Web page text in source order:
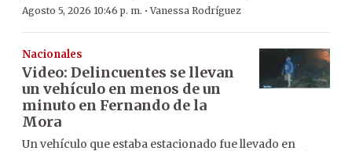
Agosto 5, 2026 10:46 p. m. ·Vanessa Rodríguez
Nacionales
Video: Delincuentes se llevan
un vehículo en menos de un
minuto en Fernando de la
Mora
Un vehículo que estaba estacionado fue llevado en